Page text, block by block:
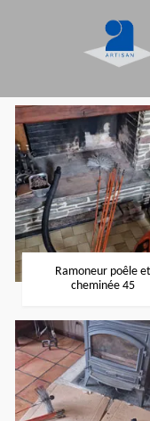
Ramoneur poêle et
cheminée 45